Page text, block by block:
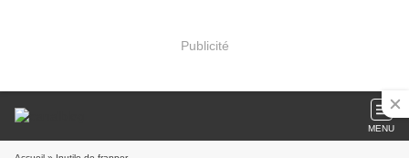
Publicité
MENU